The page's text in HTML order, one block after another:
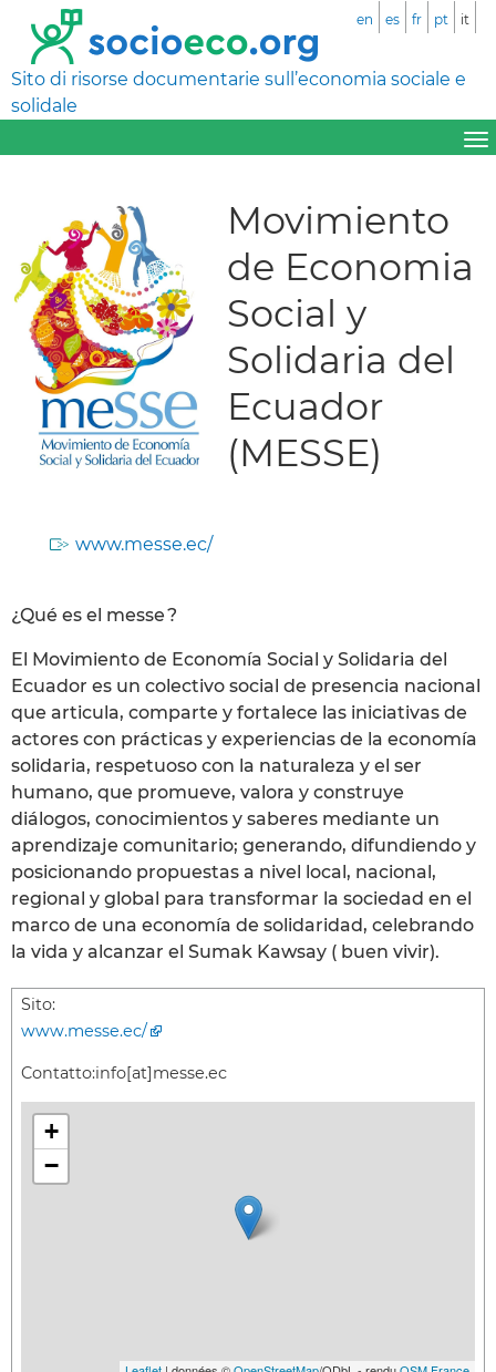
Sito di risorse documentarie sull’economia sociale e
solidale
en es fr pt it
Movimiento
de Economia
Social y
Solidaria del
Ecuador
(MESSE)
www.messe.ec/
¿Qué es el messe ?
El Movimiento de Economía Social y Solidaria del
Ecuador es un colectivo social de presencia nacional
que articula, comparte y fortalece las iniciativas de
actores con prácticas y experiencias de la economía
solidaria, respetuoso con la naturaleza y el ser
humano, que promueve, valora y construye
diálogos, conocimientos y saberes mediante un
aprendizaje comunitario; generando, difundiendo y
posicionando propuestas a nivel local, nacional,
regional y global para transformar la sociedad en el
marco de una economía de solidaridad, celebrando
la vida y alcanzar el Sumak Kawsay ( buen vivir).
Sito:
www.messe.ec/
Contatto:info[at]messe.ec
+
−